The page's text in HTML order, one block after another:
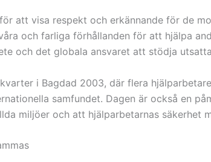
att visa respekt och erkännande för de
och farliga förhållanden för att hjälpa
och det globala ansvaret att stödja
i Bagdad 2003, där flera
samfundet. Dagen är också en
miljöer och att hjälparbetarnas säkerhet